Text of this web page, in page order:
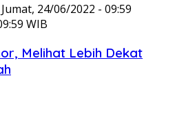
Jumat, 24/06/2022 - 09:59
WIB
Melihat Lebih Dekat